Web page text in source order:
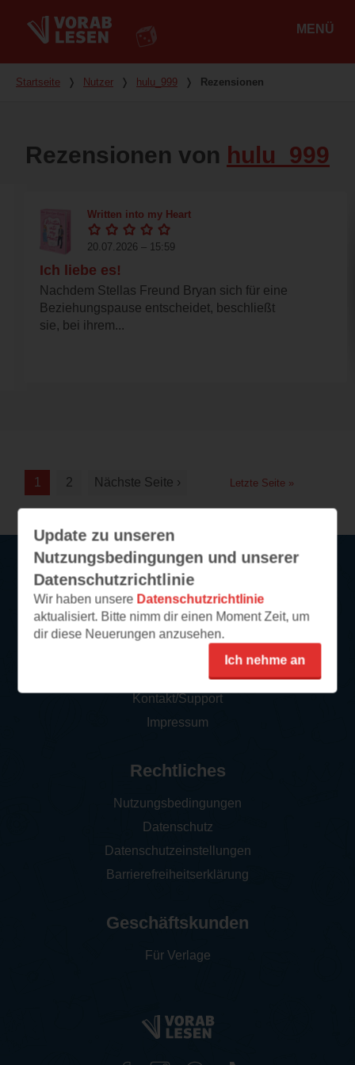
MENÜ
Du bist hier
Startseite ❭ Nutzer ❭ hulu_999 ❭ Rezensionen
Rezensionen von hulu_999
Written into my Heart
20.07.2026 – 15:59
Ich liebe es!
Nachdem Stellas Freund Bryan sich für eine
Beziehungspause entscheidet, beschließt
sie, bei ihrem...
1 2 Nächste Seite › Letzte Seite »
Update zu unseren
Nutzungsbedingungen und unserer
Datenschutzrichtlinie
Wir haben unsere Datenschutzrichtlinie
aktualisiert. Bitte nimm dir einen Moment Zeit, um
dir diese Neuerungen anzusehen.
Ich nehme an
Service
So funktioniert‘s
Newsletter abonnieren
Kontakt/Support
Impressum
Rechtliches
Nutzungsbedingungen
Datenschutz
Datenschutzeinstellungen
Barrierefreiheitserklärung
Geschäftskunden
Für Verlage